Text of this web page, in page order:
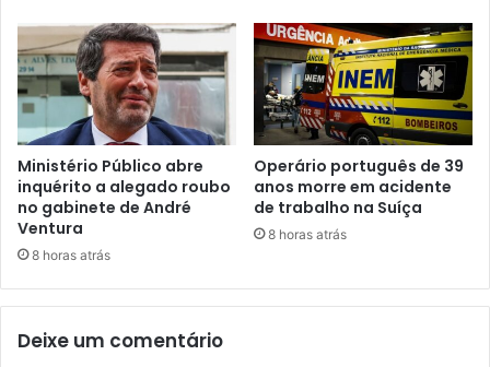
Ministério Público abre
inquérito a alegado roubo
no gabinete de André
Ventura
8 horas atrás
Operário português de 39
anos morre em acidente
de trabalho na Suíça
8 horas atrás
Deixe um comentário